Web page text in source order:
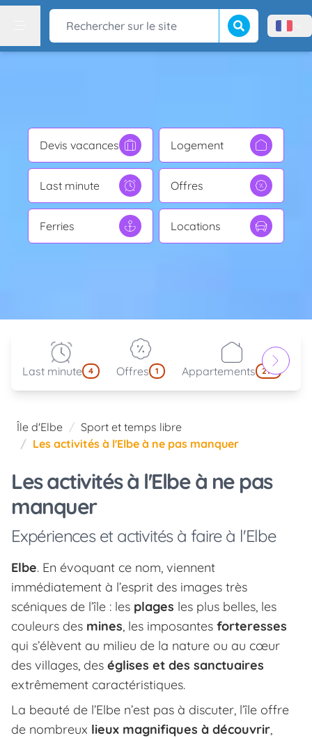
Rechercher sur le site Lancer la Menù
Devis vacances Logement
Last minute Offres
Ferries Locations
Last minute 4 Offres 1 Appartements 214
Île d'Elbe
Sport et temps libre
Les activités à l'Elbe à ne pas manquer
Les activités à l'Elbe à ne pas
manquer
Expériences et activités à faire à l'Elbe
Elbe. En évoquant ce nom, viennent
immédiatement à l’esprit des images très
scéniques de l’île : les plages les plus belles, les
couleurs des mines, les imposantes forteresses
qui s’élèvent au milieu de la nature ou au cœur
des villages, des églises et des sanctuaires
extrêmement caractéristiques.
La beauté de l’Elbe n’est pas à discuter, l’île offre
de nombreux lieux magnifiques à découvrir,